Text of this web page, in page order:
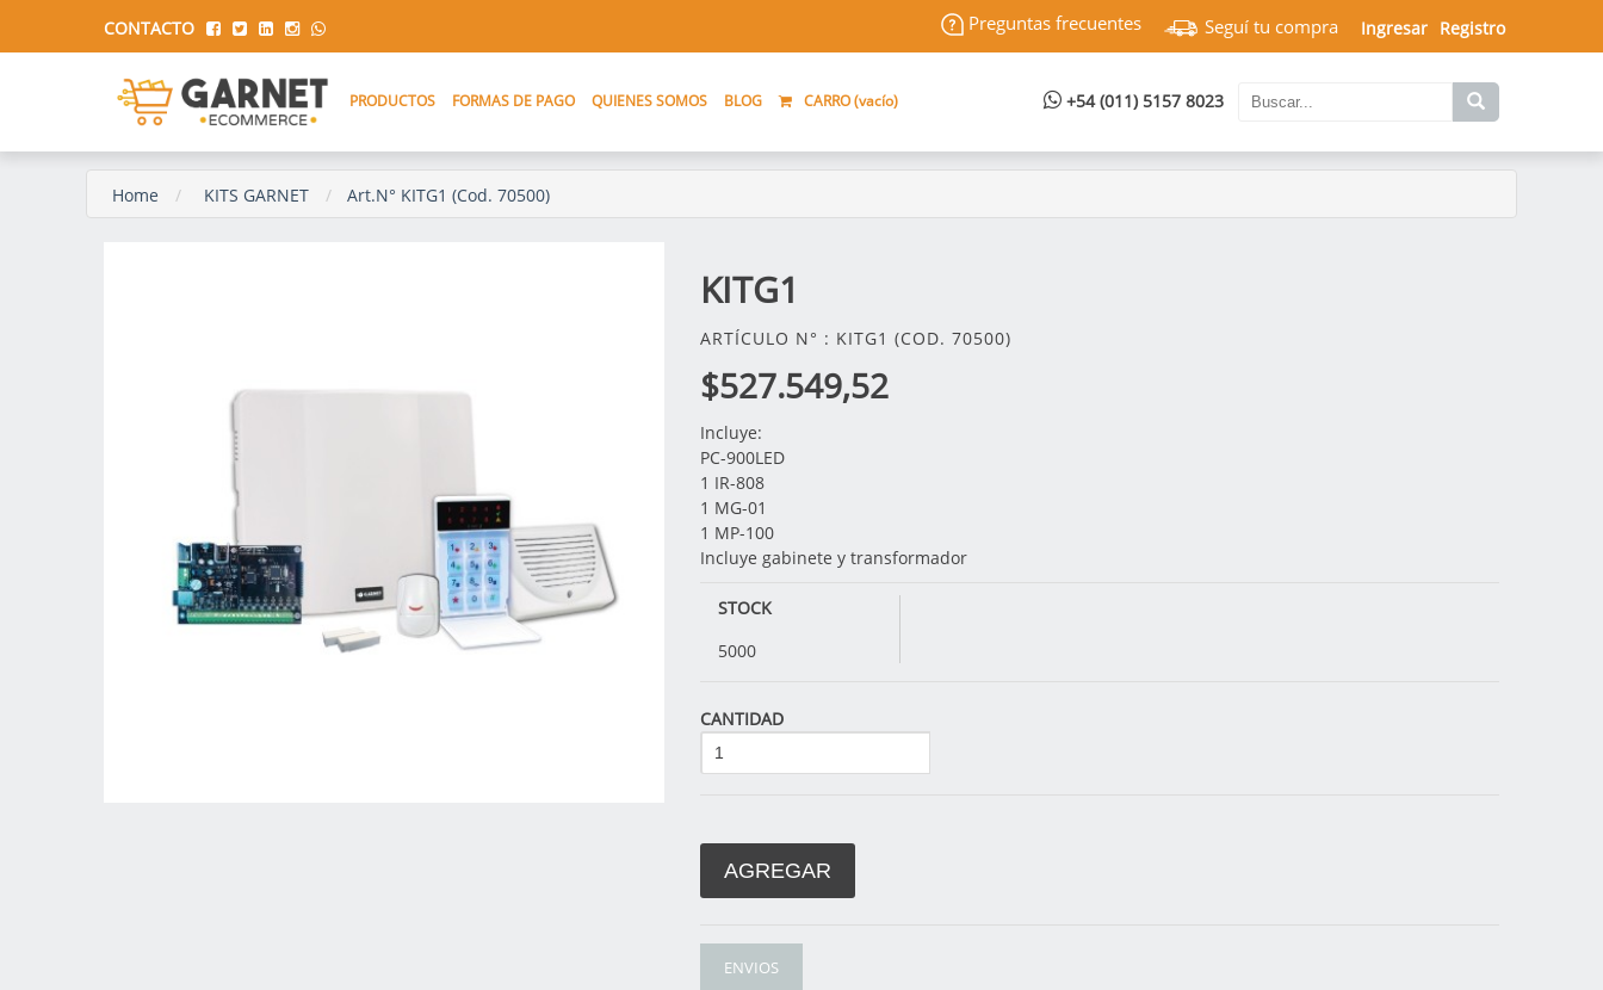
CONTACTO Ingresar Registro
Seguí tu compra
Preguntas frecuentes
+54 (011) 5157 8023
PRODUCTOS FORMAS DE PAGO QUIENES SOMOS BLOG CARRO (vacío)
Home KITS GARNET Art.N° KITG1 (Cod. 70500)
KITG1
ARTÍCULO N° : KITG1 (COD. 70500)
$527.549,52
Incluye:
PC-900LED
1 IR-808
1 MG-01
1 MP-100
Incluye gabinete y transformador
STOCK
5000
CANTIDAD
AGREGAR
ENVIOS